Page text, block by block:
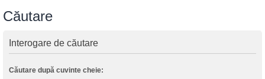
Căutare
Interogare de căutare
Căutare după cuvinte cheie: